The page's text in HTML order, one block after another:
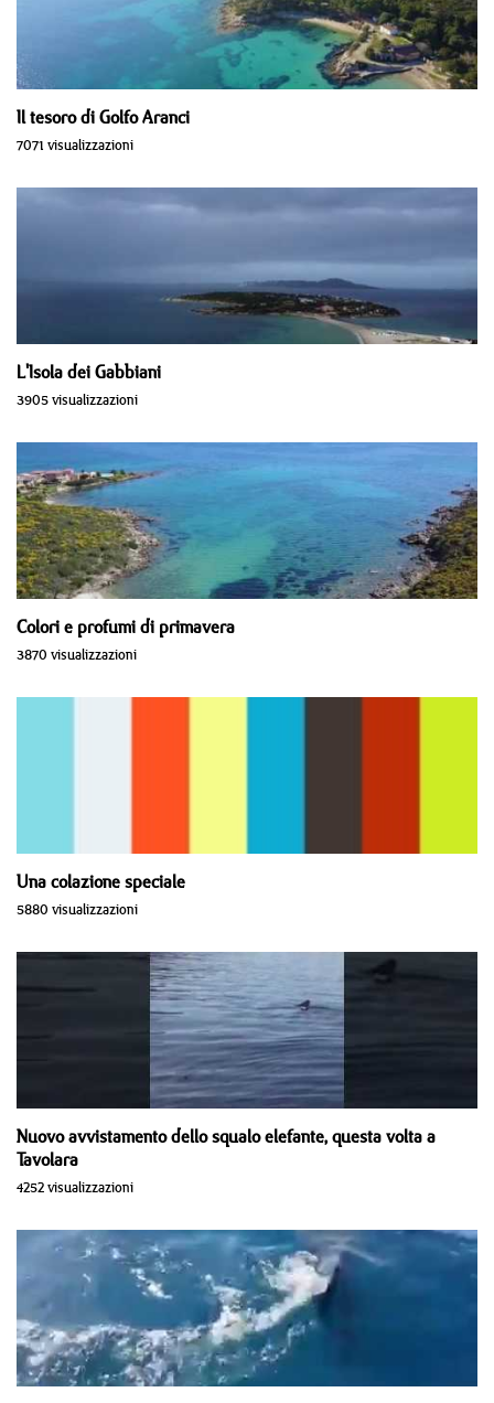
Il tesoro di Golfo Aranci
7071 visualizzazioni
L'Isola dei Gabbiani
3905 visualizzazioni
Colori e profumi di primavera
3870 visualizzazioni
Una colazione speciale
5880 visualizzazioni
Nuovo avvistamento dello squalo elefante, questa volta a
Tavolara
4252 visualizzazioni